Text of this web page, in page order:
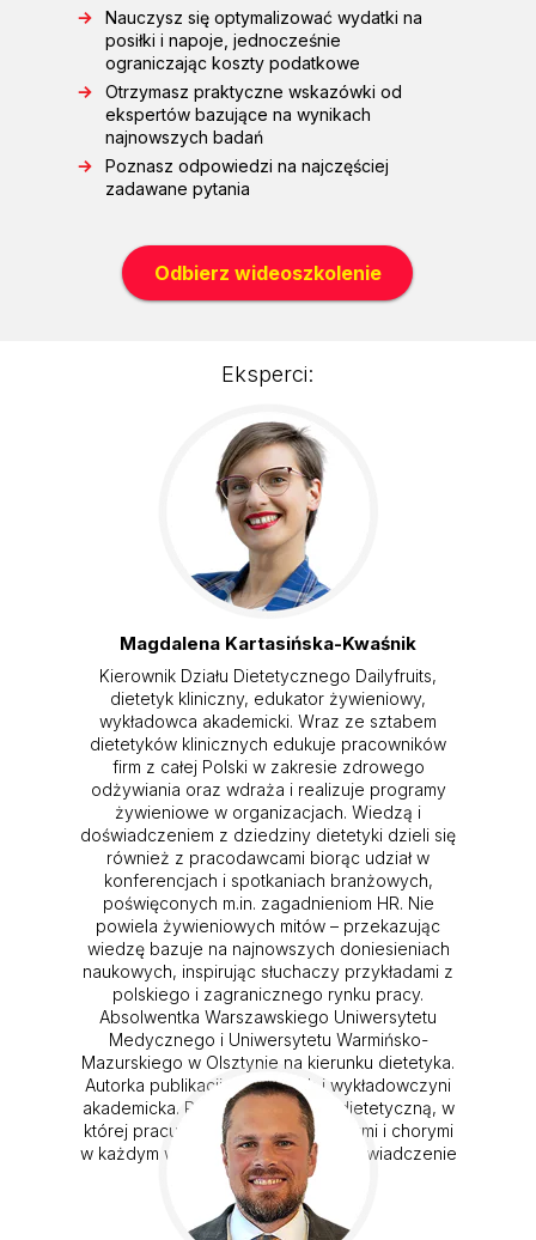
Nauczysz się optymalizować wydatki na
posiłki i napoje, jednocześnie
ograniczając koszty podatkowe
Otrzymasz praktyczne wskazówki od
ekspertów bazujące na wynikach
najnowszych badań
Poznasz odpowiedzi na najczęściej
zadawane pytania
Odbierz wideoszkolenie
Magdalena Kartasińska-Kwaśnik
Kierownik Działu Dietetycznego Dailyfruits,
dietetyk kliniczny, edukator żywieniowy,
wykładowca akademicki. Wraz ze sztabem
dietetyków klinicznych edukuje pracowników
firm z całej Polski w zakresie zdrowego
odżywiania oraz wdraża i realizuje programy
żywieniowe w organizacjach. Wiedzą i
doświadczeniem z dziedziny dietetyki dzieli się
również z pracodawcami biorąc udział w
konferencjach i spotkaniach branżowych,
poświęconych m.in. zagadnieniom HR. Nie
powiela żywieniowych mitów – przekazując
wiedzę bazuje na najnowszych doniesieniach
naukowych, inspirując słuchaczy przykładami z
polskiego i zagranicznego rynku pracy.
Absolwentka Warszawskiego Uniwersytetu
Medycznego i Uniwersytetu Warmińsko-
Mazurskiego w Olsztynie na kierunku dietetyka.
Autorka publikacji naukowych i wykładowczyni
akademicka. Prowadzi poradnię dietetyczną, w
której pracuje z pacjentami zdrowymi i chorymi
w każdym wieku, wykorzystując doświadczenie
kliniczne.
Eksperci: